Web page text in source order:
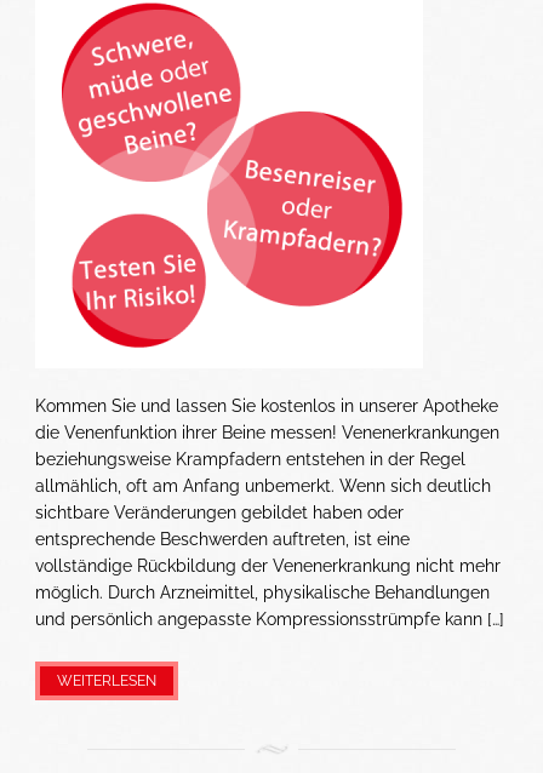
Kommen Sie und lassen Sie kostenlos in unserer Apotheke
die Venenfunktion ihrer Beine messen! Venenerkrankungen
beziehungsweise Krampfadern entstehen in der Regel
allmählich, oft am Anfang unbemerkt. Wenn sich deutlich
sichtbare Veränderungen gebildet haben oder
entsprechende Beschwerden auftreten, ist eine
vollständige Rückbildung der Venenerkrankung nicht mehr
möglich. Durch Arzneimittel, physikalische Behandlungen
und persönlich angepasste Kompressionsstrümpfe kann […]
WEITERLESEN